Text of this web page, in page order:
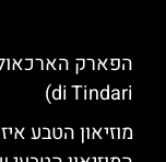
di Tindari)